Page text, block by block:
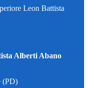
Leon Battista
Alberti Abano
(PD)